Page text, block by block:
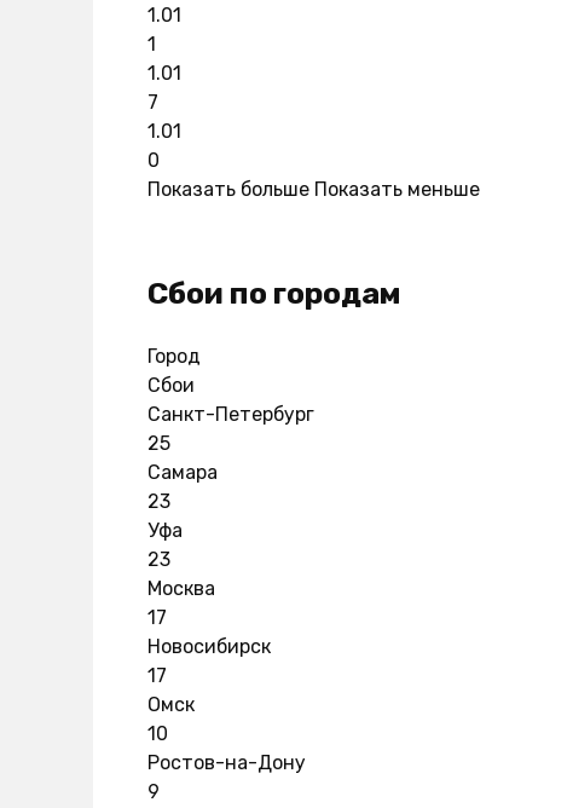
1.01
1
1.01
7
1.01
0
Показать больше Показать меньше
Сбои по городам
Город
Сбои
Санкт-Петербург
25
Самара
23
Уфа
23
Москва
17
Новосибирск
17
Омск
10
Ростов-на-Дону
9